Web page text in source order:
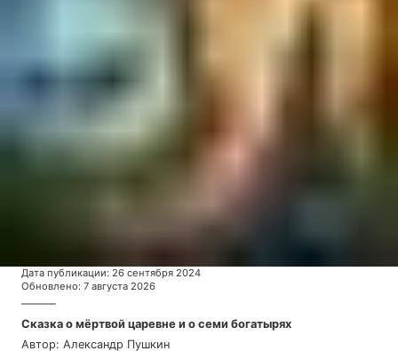
Дата публикации: 26 сентября 2024
Обновлено: 7 августа 2026
———
Сказка о мёртвой царевне и о семи богатырях
Автор: Александр Пушкин